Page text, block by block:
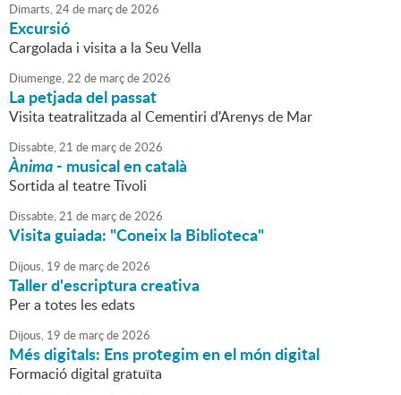
Dimarts,24de marçde2026
Excursió
Cargolada i visita a la Seu Vella
Diumenge,22 de marçde2026
La petjada del passat
Visita teatralitzada al Cementiri d'Arenys de Mar
Dissabte,21 de marçde2026
Ànima- musical en català
Sortida al teatre Tívoli
Dissabte,21 de marçde2026
Visita guiada: "Coneix la Biblioteca"
Dijous, 19 de marçde2026
Taller d'escriptura creativa
Per a totes les edats
Dijous, 19 de marçde2026
Més digitals: Ens protegim en el món digital
Formació digital gratuïta